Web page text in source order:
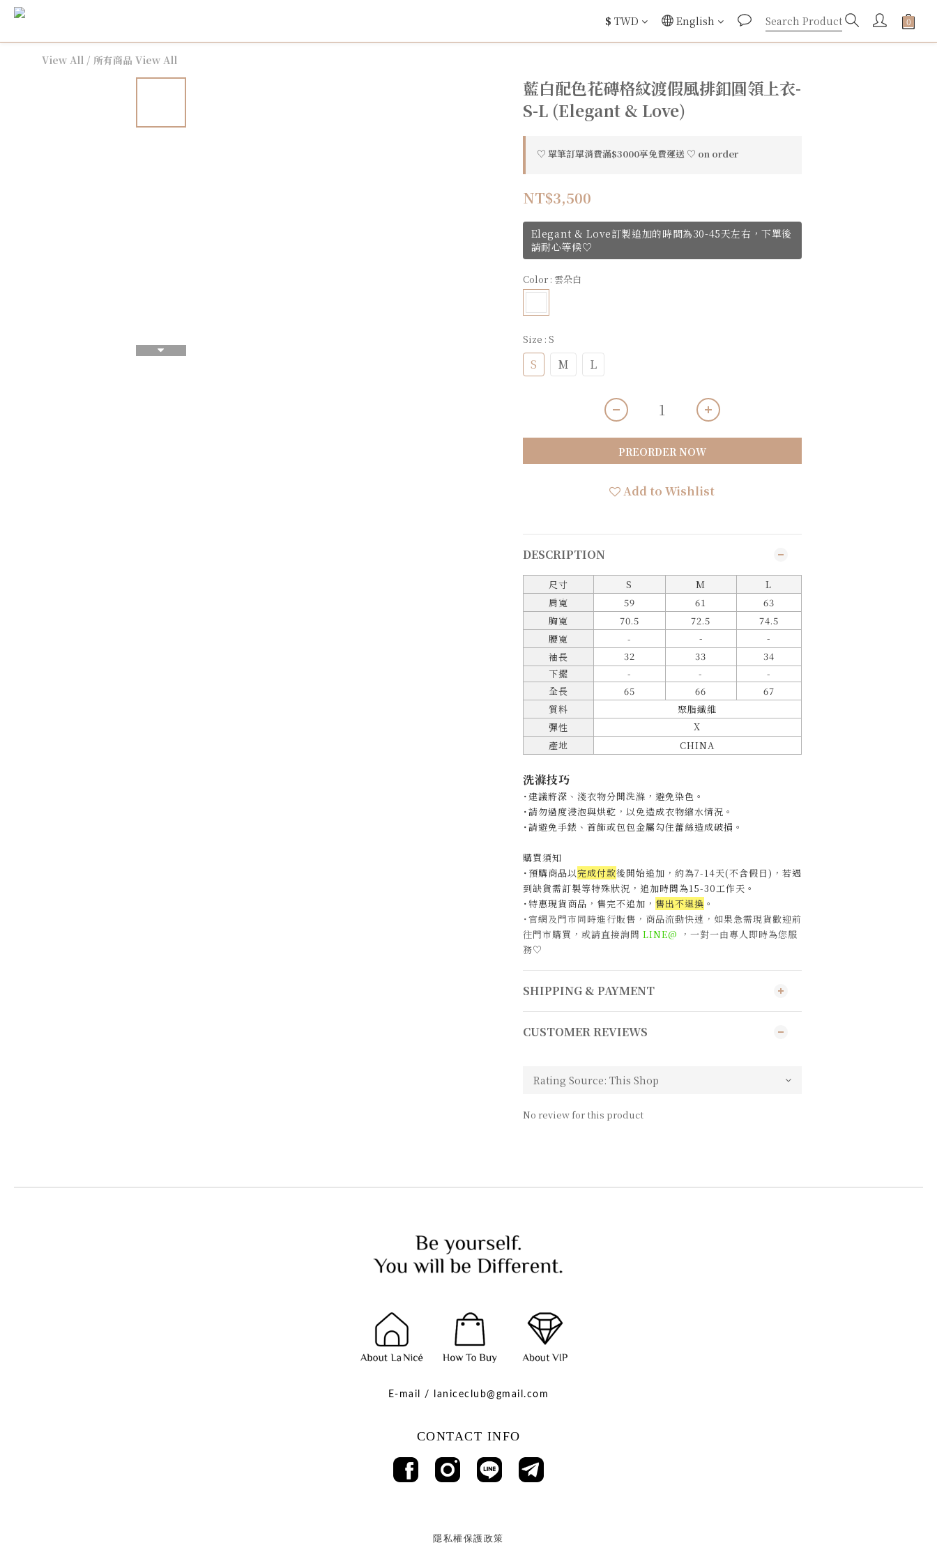
$ TWD English
View All / 所有商品 View All
藍白配色花磚格紋渡假風排釦圓領上衣-
S-L (Elegant & Love)
♡ 單筆訂單消費滿$3000享免費運送 ♡ on order
NT$3,500
Elegant & Love訂製追加的時間為30-45天左右，下單後
請耐心等候♡
Color : 雲朵白
Size : S
S M L
PREORDER NOW
Add to Wishlist
DESCRIPTION
尺寸 S M
L
肩寬
59 61
63
胸寬
70.5 72.5
74.5
腰寬
- -
-
袖長
32 33
34
下擺
- -
-
全長
65 66
67
質料
聚脂纖維
彈性
X
產地
CHINA
洗滌技巧
˙建議將深、淺衣物分開洗滌，避免染色。
˙請勿過度浸泡與烘乾，以免造成衣物縮水情況。
˙請避免手錶、首飾或包包金屬勾住蕾絲造成破損。
購買須知
˙預購商品以完成付款後開始追加，約為7-14天(不含假日)， 若遇
到缺貨需訂製等特殊狀況，追加時間為15-30工作天 。
˙特惠現貨商品，售完不追加， 售出不退換 。
˙官網及門市同時進行販售，商品流動快速，如果急需現貨歡迎前
往門市購買，或請直接詢問 LINE@ ，一對一由專人即時為您服
務♡
SHIPPING & PAYMENT
CUSTOMER REVIEWS
No review for this product
E-mail / laniceclub@gmail.com
CONTACT INFO
隱私權保護政策